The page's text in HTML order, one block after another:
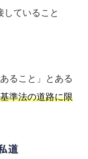
していること
ること」とある
準法の道路に限